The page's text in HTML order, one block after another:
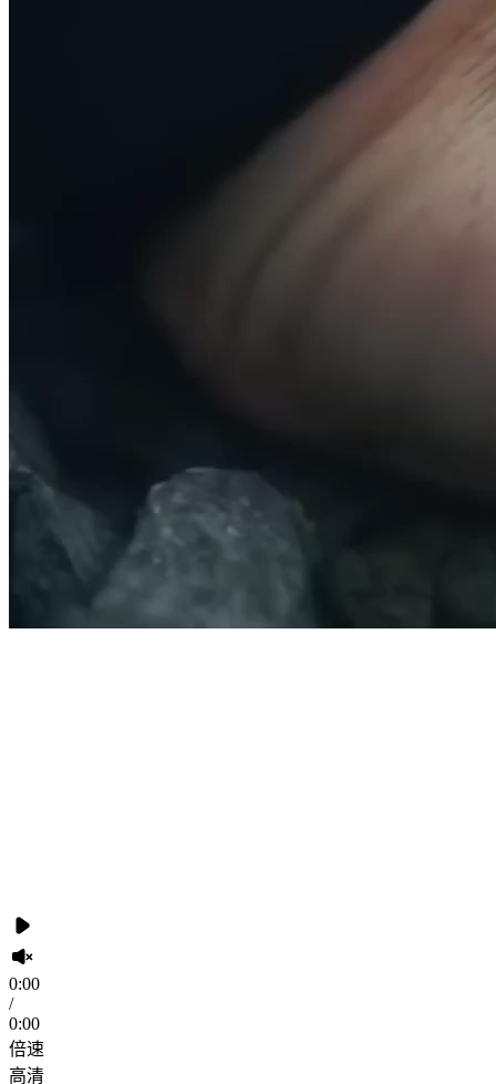
0:00
/
0:00
倍速
高清